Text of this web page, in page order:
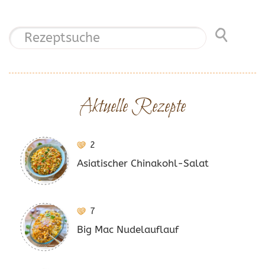
Aktuelle Rezepte
2
Asiatischer Chinakohl-Salat
7
Big Mac Nudelauflauf